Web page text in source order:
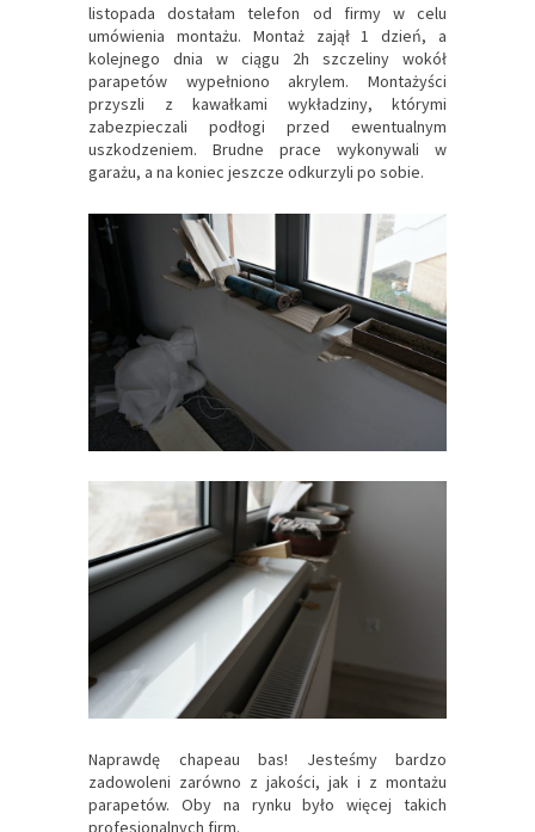
listopada dostałam telefon od firmy w celu
umówienia montażu. Montaż zajął 1 dzień, a
kolejnego dnia w ciągu 2h szczeliny wokół
parapetów wypełniono akrylem. Montażyści
przyszli z kawałkami wykładziny, którymi
zabezpieczali podłogi przed ewentualnym
uszkodzeniem. Brudne prace wykonywali w
garażu, a na koniec jeszcze odkurzyli po sobie.
Naprawdę chapeau bas! Jesteśmy bardzo
zadowoleni zarówno z jakości, jak i z montażu
parapetów. Oby na rynku było więcej takich
profesjonalnych firm.